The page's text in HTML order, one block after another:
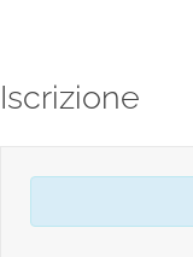
Iscrizione